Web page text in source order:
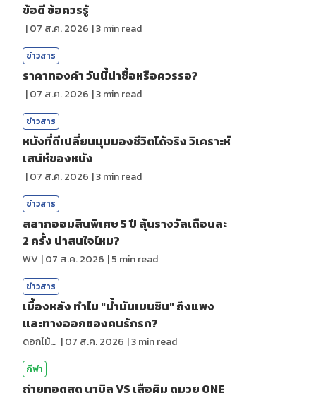
ข้อดี ข้อควรรู้
|07 ส.ค. 2026 |3min read
ข่าวสาร
ราคาทองคํา วันนี้น่าซื้อหรือควรรอ?
|07 ส.ค. 2026 |3min read
ข่าวสาร
หนังที่ดีเปลี่ยนมุมมองชีวิตได้จริง วิเคราะห์
เสน่ห์ของหนัง
|07 ส.ค. 2026 |3min read
ข่าวสาร
สลากออมสินพิเศษ 5 ปี ลุ้นรางวัลเดือนละ
2 ครั้ง น่าสนใจไหม?
WV |07 ส.ค. 2026 |5 min read
ข่าวสาร
เบื้องหลัง ทำไม "น้ำมันเบนซิน" ถึงแพง
และทางออกของคนรักรถ?
ดอกไม้กับสายน้ำ |07 ส.ค. 2026 |3min read
กีฬา
ถ่ายทอดสด นาบิล VS เสือคิม ดูมวย ONE